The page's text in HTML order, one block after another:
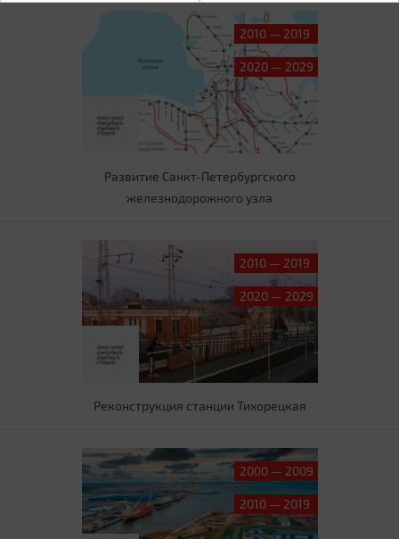
2010 — 2019
2020 — 2029
Развитие Санкт-Петербургского
железнодорожного узла
2010 — 2019
2020 — 2029
Реконструкция станции Тихорецкая
2000 — 2009
2010 — 2019